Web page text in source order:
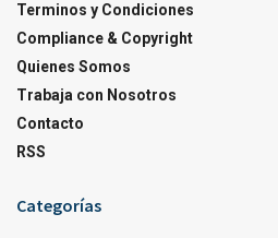
Terminos y Condiciones
Compliance & Copyright
Quienes Somos
Trabaja con Nosotros
Contacto
RSS
Categorías